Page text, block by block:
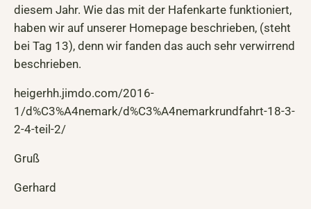
diesem Jahr. Wie das mit der Hafenkarte funktioniert,
haben wir auf unserer Homepage beschrieben, (steht
bei Tag 13), denn wir fanden das auch sehr verwirrend
beschrieben.
heigerhh.jimdo.com/2016-
1/d%C3%A4nemark/d%C3%A4nemarkrundfahrt-18-3-
2-4-teil-2/
Gruß
Gerhard